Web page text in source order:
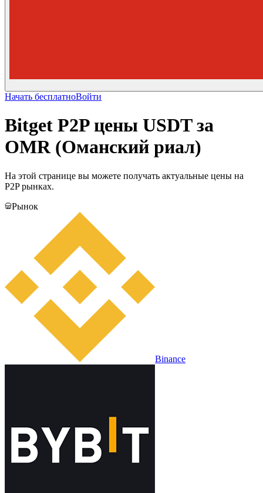
Начать бесплатноВойти
Bitget P2P цены USDT за
OMR (Оманский риал)
На этой странице вы можете получать актуальные цены на
P2P рынках.
Рынок
Binance